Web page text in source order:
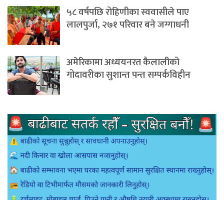
५८ वर्षपछि रोहिणीका स्ववासीले पाए
लालपुर्जा, २७१ परिवार बने जग्गाधनी
अमेरिकामा अध्ययनरत कैलालीको
गोदावरीका सुशान्त पन्त सम्पर्कविहीन